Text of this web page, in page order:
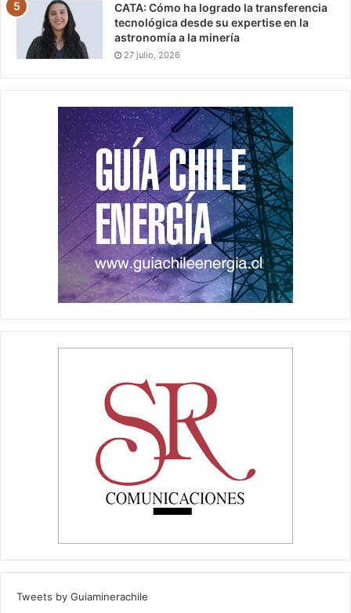
CATA: Cómo ha logrado la transferencia
tecnológica desde su expertise en la
astronomía a la minería
27 julio, 2026
Tweets by Guiaminerachile